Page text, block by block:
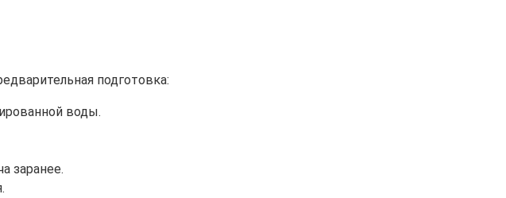
подготовка:
воды.
заранее.